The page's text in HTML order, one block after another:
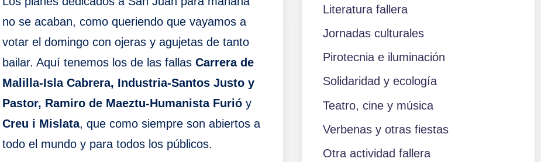
no se acaban, como queriendo que vayamos a
votar el domingo con ojeras y agujetas de tanto
bailar. Aquí tenemos los de las fallasCarrera de
Malilla-Isla Cabrera, Industria-Santos Justo y
Pastor, Ramiro de Maeztu-Humanista Furió y
Creu i Mislata, que como siempre son abiertos a
todo el mundo y para todos los públicos.
Literatura fallera
Jornadas culturales
Pirotecnia e iluminación
Solidaridad y ecología
Teatro, cine y música
Verbenas y otras fiestas
Otra actividad fallera